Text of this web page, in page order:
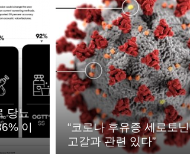
당뇨
이
“코로나 후유증 세로토닌
고갈과 관련 있다”